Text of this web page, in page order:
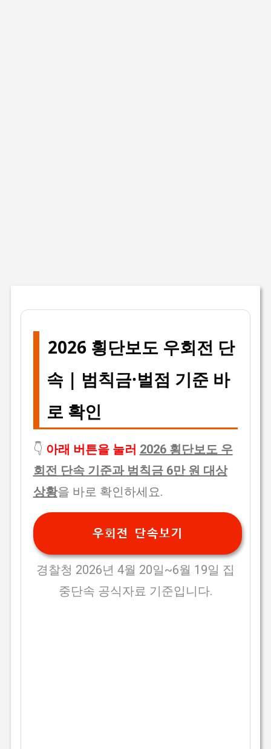
2026 횡단보도 우회전 단
속 | 범칙금·벌점 기준 바
로 확인
👇 아래 버튼을 눌러 2026 횡단보도 우
회전 단속 기준과 범칙금 6만 원 대상
상황을 바로 확인하세요.
우회전 단속보기
경찰청 2026년 4월 20일~6월 19일 집
중단속 공식자료 기준입니다.